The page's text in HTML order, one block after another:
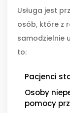
Usługa jest
osób, które z
samodzielnie
to:
Pacjenci
Osoby
pomocy